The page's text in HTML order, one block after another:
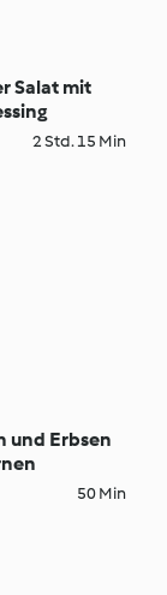
Salat mit
2 Std. 15 Min
und Erbsen
50 Min